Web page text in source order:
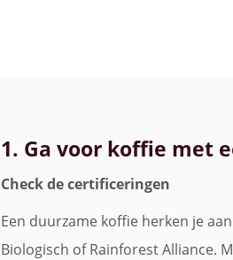
1. Ga voor koffie met
Check de certificeringen
Een duurzame koffie herken je
Biologisch of Rainforest Alliance.